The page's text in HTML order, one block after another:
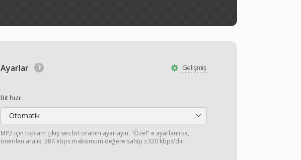
Gelişmiş
Ayarlar
Bit hızı:
Otomatik
MP2 için toplam çıkış ses bit oranını ayarlayın. "Özel" e ayarlanırsa,
önerilen aralık, 384 kbps maksimum değere sahip ≥320 kbps'dir.